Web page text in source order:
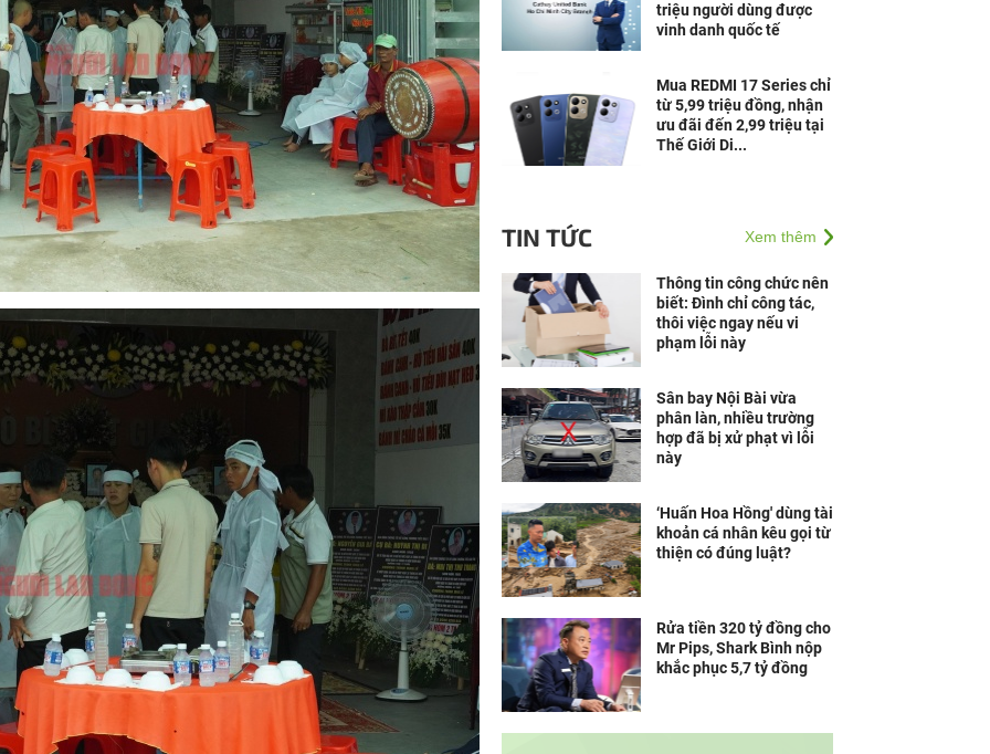
triệu người dùng được
vinh danh quốc tế
Mua REDMI 17 Series chỉ
từ 5,99 triệu đồng, nhận
ưu đãi đến 2,99 triệu tại
Thế Giới Di...
TIN TỨC Xem thêm
Thông tin công chức nên
biết: Đình chỉ công tác,
thôi việc ngay nếu vi
phạm lỗi này
Sân bay Nội Bài vừa
phân làn, nhiều trường
hợp đã bị xử phạt vì lỗi
này
‘Huấn Hoa Hồng' dùng tài
khoản cá nhân kêu gọi từ
thiện có đúng luật?
Rửa tiền 320 tỷ đồng cho
Mr Pips, Shark Bình nộp
khắc phục 5,7 tỷ đồng